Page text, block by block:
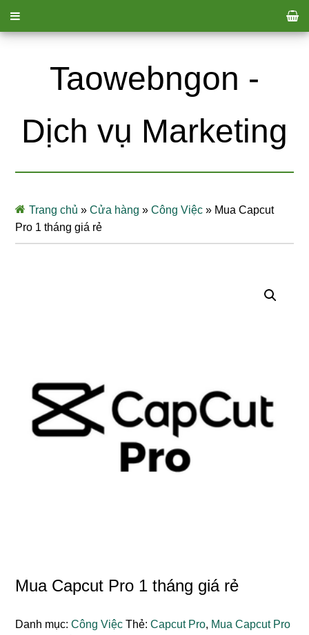
Taowebngon -
Dịch vụ Marketing
Trang chủ »Cửa hàng »Công Việc » Mua Capcut
Pro 1 tháng giá rẻ
Mua Capcut Pro 1 tháng giá rẻ
Danh mục:Công Việc Thẻ:Capcut Pro, Mua Capcut Pro